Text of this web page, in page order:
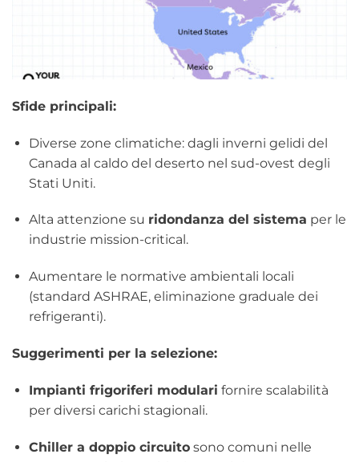
Sfide principali:
Diverse zone climatiche: dagli inverni gelidi del
Canada al caldo del deserto nel sud-ovest degli
Stati Uniti.
Alta attenzione su ridondanza del sistema per le
industrie mission-critical.
Aumentare le normative ambientali locali
(standard ASHRAE, eliminazione graduale dei
refrigeranti).
Suggerimenti per la selezione:
Impianti frigoriferi modulari fornire scalabilità
per diversi carichi stagionali.
Chiller a doppio circuitosono comuni nelle